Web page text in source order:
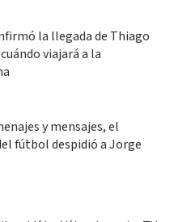
la llegada de Thiago
viajará a la
y mensajes, el
fútbol despidió a Jorge